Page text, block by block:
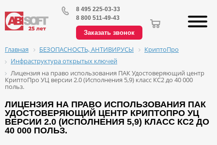
8 495 225-03-33
8 800 511-49-43
Заказать звонок
Главная БЕЗОПАСНОСТЬ, АНТИВИРУСЫ
КриптоПро
Инфраструктура открытых ключей
Лицензия на право использования ПАК Удостоверяющий центр
КриптоПро УЦ версии 2.0 (Исполнения 5,9) класс КС2 до 40 000
польз.
ЛИЦЕНЗИЯ НА ПРАВО ИСПОЛЬЗОВАНИЯ ПАК
УДОСТОВЕРЯЮЩИЙ ЦЕНТР КРИПТОПРО УЦ
ВЕРСИИ 2.0 (ИСПОЛНЕНИЯ 5,9) КЛАСС КС2 ДО
40 000 ПОЛЬЗ.